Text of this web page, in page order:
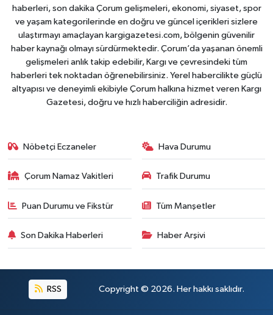
haberleri, son dakika Çorum gelişmeleri, ekonomi, siyaset, spor
ve yaşam kategorilerinde en doğru ve güncel içerikleri sizlere
ulaştırmayı amaçlayan kargigazetesi.com, bölgenin güvenilir
haber kaynağı olmayı sürdürmektedir. Çorum’da yaşanan önemli
gelişmeleri anlık takip edebilir, Kargı ve çevresindeki tüm
haberleri tek noktadan öğrenebilirsiniz. Yerel habercilikte güçlü
altyapısı ve deneyimli ekibiyle Çorum halkına hizmet veren Kargı
Gazetesi, doğru ve hızlı haberciliğin adresidir.
Nöbetçi Eczaneler Hava Durumu
Çorum Namaz Vakitleri Trafik Durumu
Puan Durumu ve Fikstür Tüm Manşetler
Son Dakika Haberleri Haber Arşivi
RSS Copyright © 2026. Her hakkı saklıdır.